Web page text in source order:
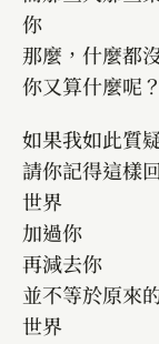
你
那麼，什麼都
你又算什麼呢？
如果我如此質
請你記得這樣
世界
加過你
再減去你
並不等於原來
世界